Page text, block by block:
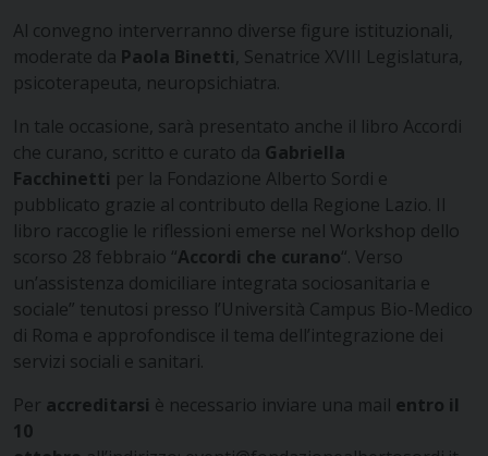
Al convegno interverranno diverse figure istituzionali,
moderate da Paola Binetti , Senatrice XVIII Legislatura,
psicoterapeuta, neuropsichiatra.
In tale occasione, sarà presentato anche il libro Accordi
che curano, scritto e curato da Gabriella
Facchinetti per la Fondazione Alberto Sordi e
pubblicato grazie al contributo della Regione Lazio. Il
libro raccoglie le riflessioni emerse nel Workshop dello
scorso 28 febbraio “Accordi che curano“. Verso
un’assistenza domiciliare integrata sociosanitaria e
sociale” tenutosi presso l’Università Campus Bio-Medico
di Roma e approfondisce il tema dell’integrazione dei
servizi sociali e sanitari.
Per accreditarsi è necessario inviare una mail entro il
10